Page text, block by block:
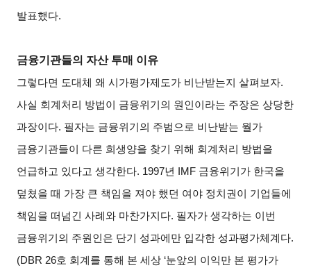
발표했다.
금융기관들의 자산 투매 이유
그렇다면 도대체 왜 시가평가제도가 비난받는지 살펴보자.
사실 회계처리 방법이 금융위기의 원인이라는 주장은 상당한
과장이다. 필자는 금융위기의 주범으로 비난받는 월가
금융기관들이 다른 희생양을 찾기 위해 회계처리 방법을
언급하고 있다고 생각한다. 1997년 IMF 금융위기가 한국을
덮쳤을 때 가장 큰 책임을 져야 했던 여야 정치권이 기업들에
책임을 떠넘긴 사례와 마찬가지다. 필자가 생각하는 이번
금융위기의 주원인은 단기 성과에만 입각한 성과평가체계다.
(DBR 26호 회계를 통해 본 세상 ‘눈앞의 이익만 본 평가가